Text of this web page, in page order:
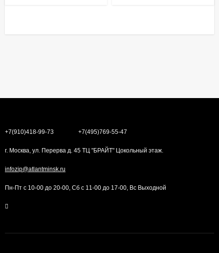
+7(910)418-99-73 +7(495)769-55-47
г. Москва, ул. Перерва д. 45 ТЦ "БРАЙТ" Цокольный этаж.
infozip@atlantminsk.ru
Пн-Пт с 10-00 до 20-00, Сб с 11-00 до 17-00, Вс Выходной